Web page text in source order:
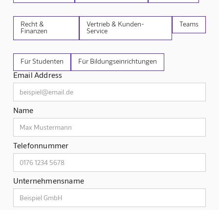
Recht &
Finanzen
Vertrieb & Kunden-
Service
Teams
Für Studenten Für Bildungseinrichtungen
Email Address
Name
Telefonnummer
Unternehmensname